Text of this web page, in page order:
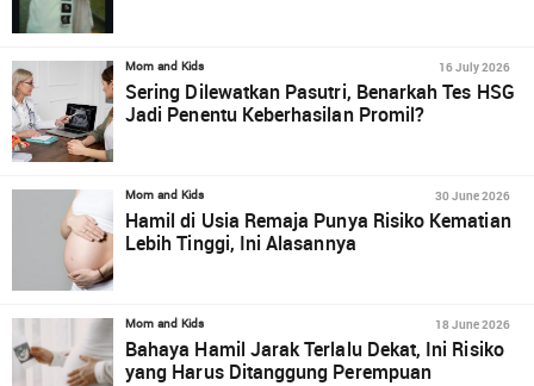
Mom and Kids 16 July 2026
Sering Dilewatkan Pasutri, Benarkah Tes HSG
Jadi Penentu Keberhasilan Promil?
Mom and Kids 30 June 2026
Hamil di Usia Remaja Punya Risiko Kematian
Lebih Tinggi, Ini Alasannya
Mom and Kids 18 June 2026
Bahaya Hamil Jarak Terlalu Dekat, Ini Risiko
yang Harus Ditanggung Perempuan